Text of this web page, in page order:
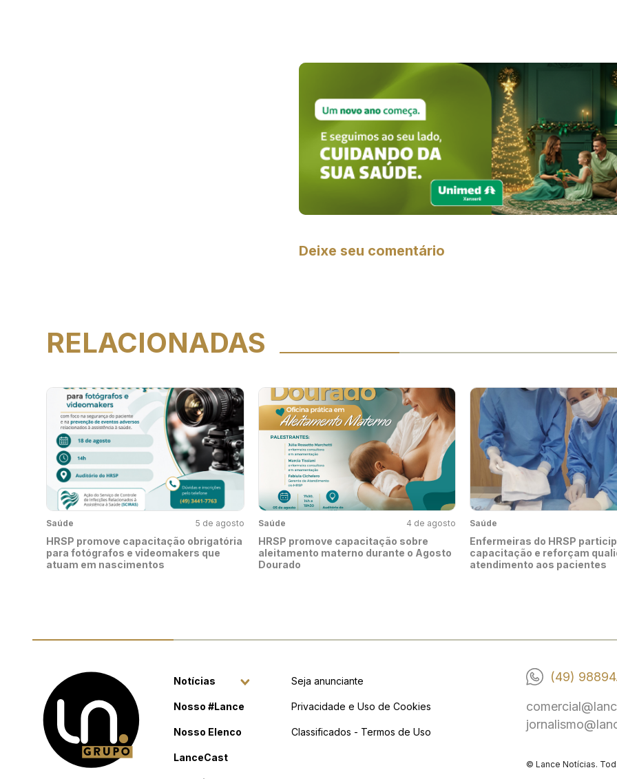
Deixe seu comentário
RELACIONADAS
Saúde 5 de agosto
HRSP promove capacitação obrigatória
para fotógrafos e videomakers que
atuam em nascimentos
Saúde 4 de agosto
HRSP promove capacitação sobre
aleitamento materno durante o Agosto
Dourado
Saúde
Enfermeiras do HRSP
capacitação e reforçam
atendimento aos pacientes
Notícias
Nosso #Lance
Nosso Elenco
LanceCast
Seja anunciante
Privacidade e Uso de Cookies
Classificados - Termos de Uso
(49)
© Lance Notícias.